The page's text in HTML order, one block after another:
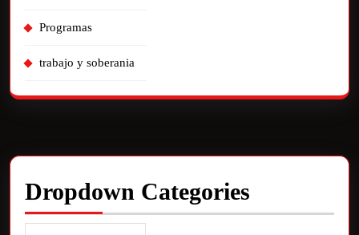
Programas
trabajo y soberania
Dropdown Categories